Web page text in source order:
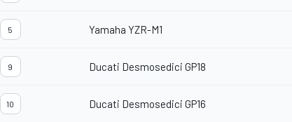
5 Yamaha YZR-M1
9 Ducati Desmosedici GP18
10 Ducati Desmosedici GP16